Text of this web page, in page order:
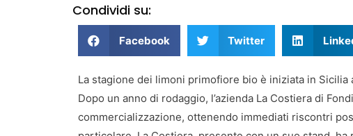
Condividi su:
Facebook Twitter
La stagione dei limoni primofiore bio è iniziata in
Dopo un anno di rodaggio, l’azienda La Costiera di
commercializzazione, ottenendo immediati riscontri